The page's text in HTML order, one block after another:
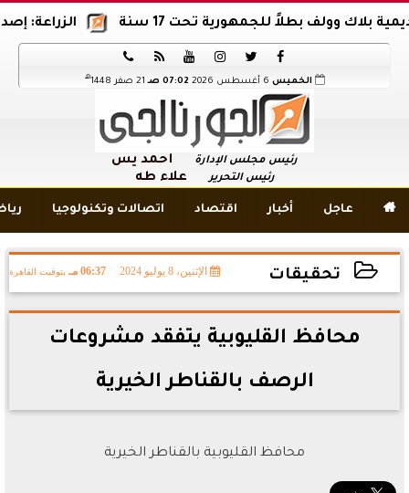
الزراعة: إصدار 12 ألف موافقة وتصريح بالمبيدات خلال 6 شهور وولف بطلاً للجمهورية تحت 17 سنة






الخميس 07:02 صـ 21 صفر 1448 هـ
رئيس مجلس الإدارة أحمد يس
رئيس التحرير علاء طه
 عاجل أخبار اقتصاد اتصالات وتكنولوجيا
تحقيقات الإثنين، 8 يوليو 2024 06:37 مـ بتوقيت القاهرة
2024-07-08 18:37:56
محافظ القليوبية يتفقد مشروعات
الرصف بالقناطر الخيرية
محافظ القليوبية بالقناطر الخيرية